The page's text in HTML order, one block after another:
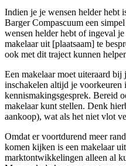
Indien je je wensen helder hebt
Barger Compascuum een
wensen helder hebt of ingeval
makelaar uit [plaatsaam] te
ook met dit traject kunnen
Een makelaar moet uiteraard bij
inschakelen altijd je voorkeuren
kennismakingsgesprek. Bereid
makelaar kunt stellen. Denk
aankoop), wat als het niet vlot
Omdat er voortdurend meer
komen kijken is een makelaar
marktontwikkelingen alleen al